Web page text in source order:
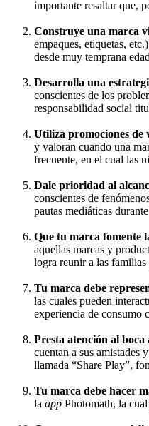
importante resaltar que,
Construye una marca
empaques, etiquetas,
desde muy temprana
Desarrolla una
conscientes de los
responsabilidad social
Utiliza promociones de
y valoran cuando una
frecuente, en el cual las
Dale prioridad al
conscientes de
pautas mediáticas
Que tu marca fomente
aquellas marcas y
logra reunir a las
Tu marca debe
las cuales pueden
experiencia de consumo
Presta atención al boca
cuentan a sus amistades
llamada “Share Play”,
Tu marca debe hacer
la app Photomath, la